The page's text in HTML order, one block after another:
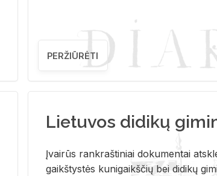
PERŽIŪRĖTI
Lietuvos didikų
Įvai­rūs rank­raš­ti­niai do­ku­men­tai
gaikš­tys­tės ku­ni­gaikš­čių bei di­di­kų